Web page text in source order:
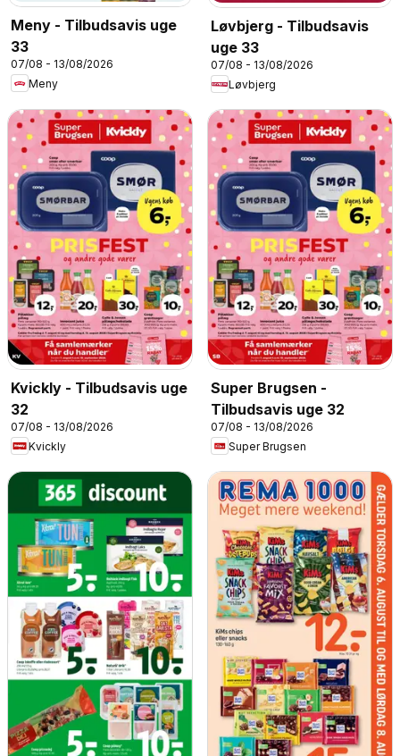
Meny - Tilbudsavis uge
33
07/08 - 13/08/2026
Meny
Løvbjerg - Tilbudsavis
uge 33
07/08 - 13/08/2026
Løvbjerg
Kvickly - Tilbudsavis uge
32
07/08 - 13/08/2026
Kvickly
Super Brugsen -
Tilbudsavis uge 32
07/08 - 13/08/2026
Super Brugsen